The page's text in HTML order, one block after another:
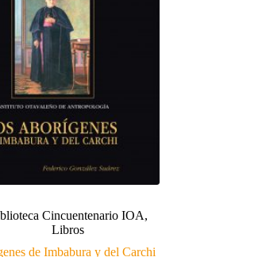
Cincuentenario IOA,
Libros
de Imbabura y del Carchi